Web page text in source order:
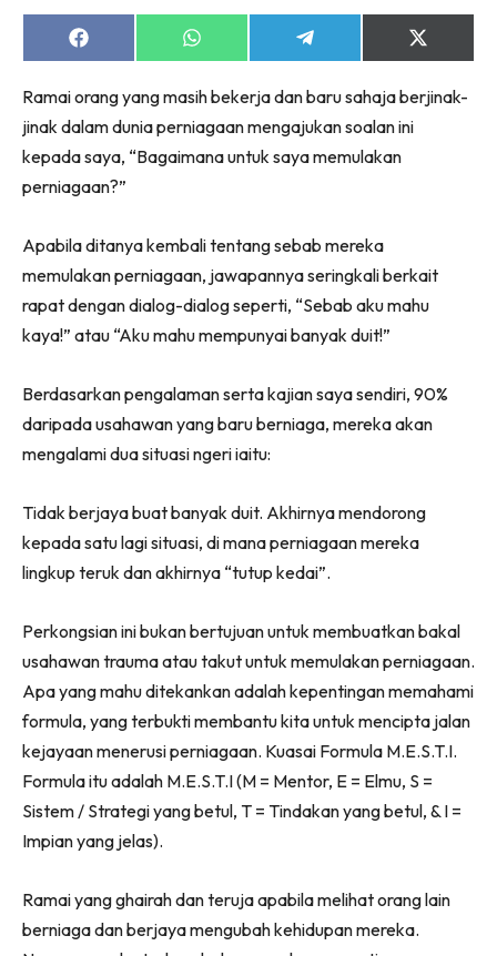
Share
on
Share
on
Share
on
Share
on
(Twitter)
Ramai orang yang masih bekerja dan baru sahaja berjinak-
jinak dalam dunia perniagaan mengajukan soalan ini
kepada saya, “Bagaimana untuk saya memulakan
perniagaan?”
Apabila ditanya kembali tentang sebab mereka
memulakan perniagaan, jawapannya seringkali berkait
rapat dengan dialog-dialog seperti, “Sebab aku mahu
kaya!” atau “Aku mahu mempunyai banyak duit!”
Berdasarkan pengalaman serta kajian saya sendiri, 90%
daripada usahawan yang baru berniaga, mereka akan
mengalami dua situasi ngeri iaitu:
Tidak berjaya buat banyak duit. Akhirnya mendorong
kepada satu lagi situasi, di mana perniagaan mereka
lingkup teruk dan akhirnya “tutup kedai”.
Perkongsian ini bukan bertujuan untuk membuatkan bakal
usahawan trauma atau takut untuk memulakan perniagaan.
Apa yang mahu ditekankan adalah kepentingan memahami
formula, yang terbukti membantu kita untuk mencipta jalan
kejayaan menerusi perniagaan. Kuasai Formula M.E.S.T.I.
Formula itu adalah M.E.S.T.I (M = Mentor, E = Elmu, S =
Sistem / Strategi yang betul, T = Tindakan yang betul, & I =
Impian yang jelas).
Ramai yang ghairah dan teruja apabila melihat orang lain
berniaga dan berjaya mengubah kehidupan mereka.